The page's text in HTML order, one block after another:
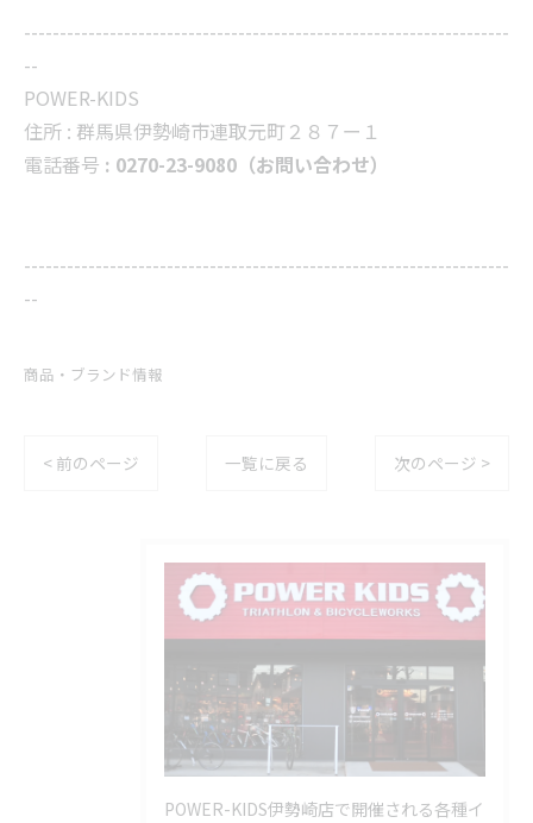
--------------------------------------------------------------------
--
POWER-KIDS
住所 : 群馬県伊勢崎市連取元町２８７ー１
電話番号 : 0270-23-9080（お問い合わせ）
--------------------------------------------------------------------
--
商品・ブランド情報
< 前のページ 一覧に戻る 次のページ >
POWER-KIDS伊勢崎店で開催される各種イ